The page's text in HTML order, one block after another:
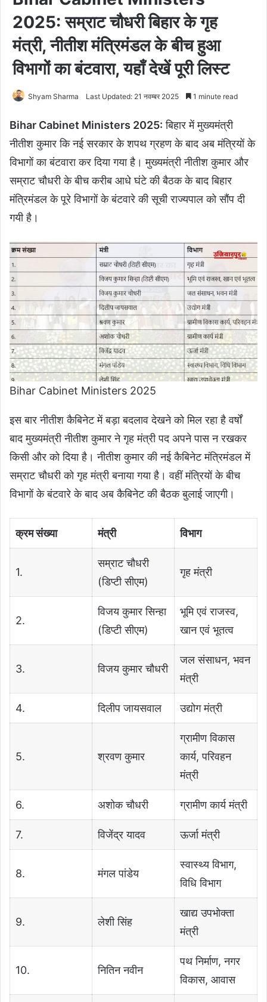
2025: सम्राट चौधरी बिहार के गृह
मंत्री, नीतीश मंत्रिमंडल के बीच हुआ
विभागों का बंटवारा, यहाँ देखें पूरी लिस्ट
Shyam Sharma Last Updated: 21 नवम्बर 2025 1 minute read
Bihar Cabinet Ministers 2025: बिहार में मुख्यमंत्री
नीतीश कुमार कि नई सरकार के शपथ ग्रहण के बाद अब मंत्रियों के
विभागों का बंटवारा कर दिया गया है। मुख्यमंत्री नीतीश कुमार और
सम्राट चौधरी के बीच करीब आधे घंटे की बैठक के बाद बिहार
मंत्रिमंडल के पूरे विभागों के बंटवारे की सूची राज्यपाल को सौंप दी
गयी है।
Bihar Cabinet Ministers 2025
इस बार नीतीश कैबिनेट में बड़ा बदलाव देखने को मिल रहा है वर्षों
बाद मुख्यमंत्री नीतीश कुमार ने गृह मंत्री पद अपने पास न रखकर
किसी और को दिया है। नीतीश कुमार की नई कैबिनेट मंत्रिमंडल में
सम्राट चौधरी को गृह मंत्री बनाया गया है। वहीं मंत्रियों के बीच
विभागों के बंटवारे के बाद अब कैबिनेट की बैठक बुलाई जाएगी।
क्रम संख्या मंत्री विभाग
1.
सम्राट चौधरी
(डिप्टी सीएम)
गृह मंत्री
2.
विजय कुमार सिन्हा
(डिप्टी सीएम)
भूमि एवं राजस्व,
खान एवं भूतत्व
3. विजय कुमार चौधरी
जल संसाधन, भवन
मंत्री
4. दिलीप जायसवाल उद्योग मंत्री
5. श्रवण कुमार
ग्रामीण विकास
कार्य, परिवहन
मंत्री
6. अशोक चौधरी ग्रामीण कार्य मंत्री
7. विजेंद्र यादव ऊर्जा मंत्री
8. मंगल पांडेय
स्वास्थ्य विभाग,
विधि विभाग
9. लेशी सिंह
खाद्य उपभोक्ता
मंत्री
10. नितिन नवीन
पथ निर्माण, नगर
विकास, आवास